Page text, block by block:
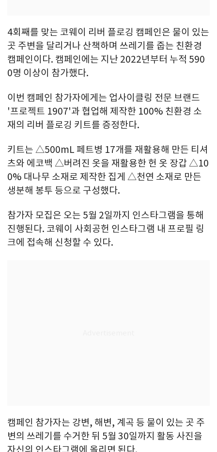
4회째를 맞는 코웨이 리버 플로깅 캠페인은 물이 있는
곳 주변을 달리거나 산책하며 쓰레기를 줍는 친환경
캠페인이다. 캠페인에는 지난 2022년부터 누적 590
0명 이상이 참가했다.
이번 캠페인 참가자에게는 업사이클링 전문 브랜드
'프로젝트 1907'과 협업해 제작한 100% 친환경 소
재의 리버 플로깅 키트를 증정한다.
키트는 △500mL 페트병 17개를 재활용해 만든 티셔
츠와 에코백 △버려진 옷을 재활용한 헌 옷 장갑 △10
0% 대나무 소재로 제작한 집게 △천연 소재로 만든
생분해 봉투 등으로 구성했다.
참가자 모집은 오는 5월 2일까지 인스타그램을 통해
진행된다. 코웨이 사회공헌 인스타그램 내 프로필 링
크에 접속해 신청할 수 있다.
캠페인 참가자는 강변, 해변, 계곡 등 물이 있는 곳 주
변의 쓰레기를 수거한 뒤 5월 30일까지 활동 사진을